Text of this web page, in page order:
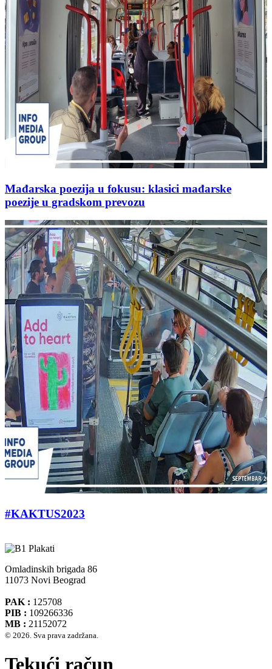
Mađarska poezija u fokusu: klasici mađarske
poezije u gradskom prevozu
#KAKTUS2023
Omladinskih brigada 86
11073 Novi Beograd
PAK : 125708
PIB : 109266336
MB : 21152072
© 2026. Sva prava zadržana.
Tekući račun